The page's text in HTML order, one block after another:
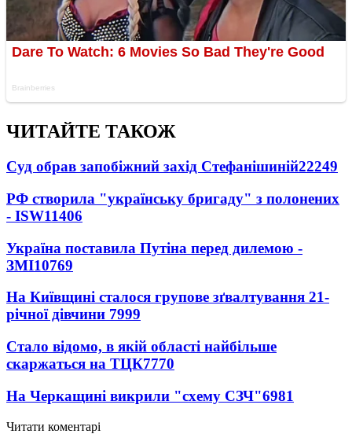
ЧИТАЙТЕ ТАКОЖ
Суд обрав запобіжний захід Стефанішиній22249
РФ створила "українську бригаду" з полонених
- ISW11406
Україна поставила Путіна перед дилемою -
ЗМІ10769
На Київщині сталося групове зґвалтування 21-
річної дівчини 7999
Стало відомо, в якій області найбільше
скаржаться на ТЦК7770
На Черкащині викрили "схему СЗЧ"6981
Читати коментарі